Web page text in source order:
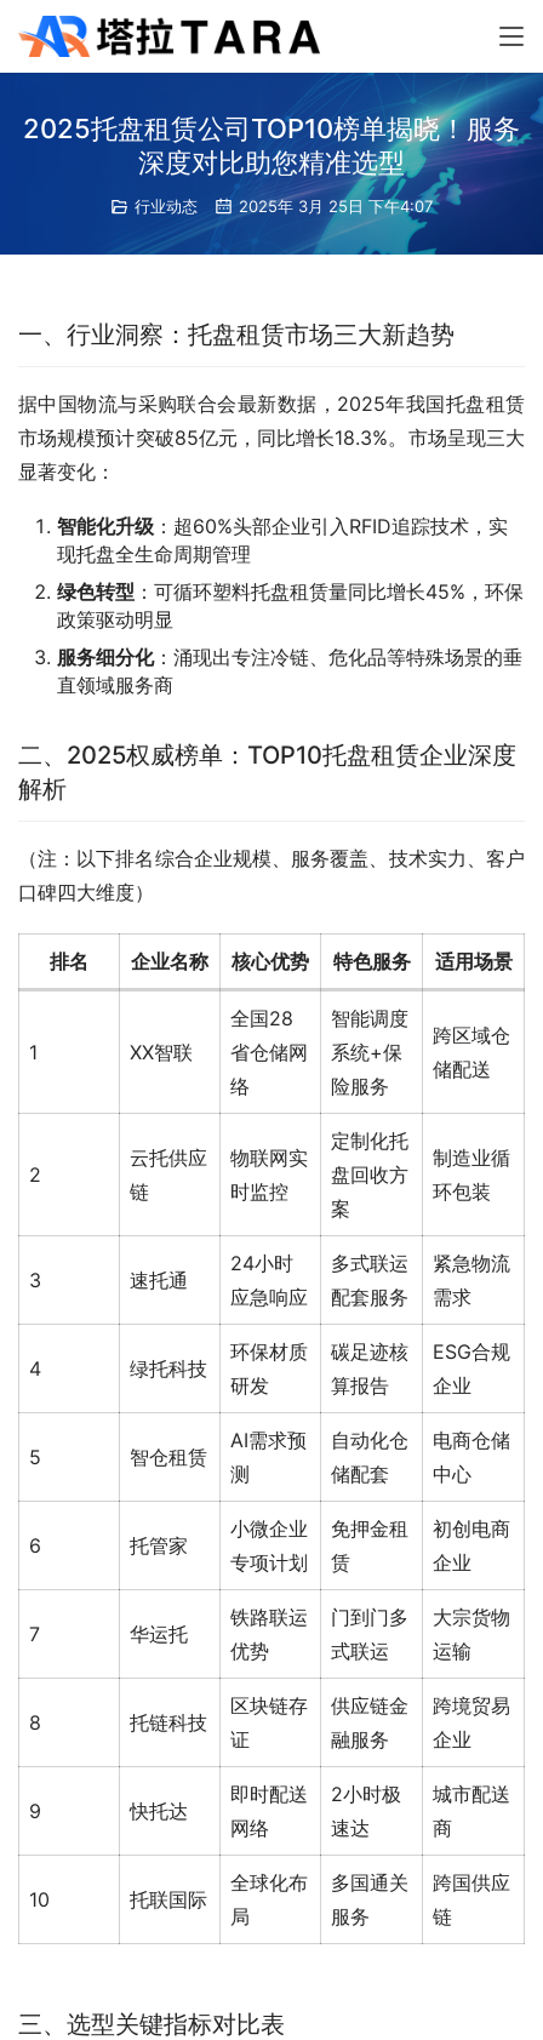
2025托盘租赁公司TOP10榜单揭晓！服务
深度对比助您精准选型
行业动态 2025年 3月 25日 下午4:07
一、行业洞察：托盘租赁市场三大新趋势
据中国物流与采购联合会最新数据，2025年我国托盘租赁
市场规模预计突破85亿元，同比增长18.3%。市场呈现三大
显著变化：
智能化升级 ：超60%头部企业引入RFID追踪技术，实
现托盘全生命周期管理
绿色转型 ：可循环塑料托盘租赁量同比增长45%，环保
政策驱动明显
服务细分化：涌现出专注冷链、危化品等特殊场景的垂
直领域服务商
二、2025权威榜单：TOP10托盘租赁企业深度
解析
（注：以下排名综合企业规模、服务覆盖、技术实力、客户
口碑四大维度）
排名 企业名称 核心优势 特色服务 适用场景
1 XX智联
全国28
省仓储网
络
智能调度
系统+保
险服务
跨区域仓
储配送
2
云托供应
链
物联网实
时监控
定制化托
盘回收方
案
制造业循
环包装
3 速托通
24小时
应急响应
多式联运
配套服务
紧急物流
需求
4 绿托科技
环保材质
研发
碳足迹核
算报告
ESG合规
企业
5 智仓租赁
AI需求预
测
自动化仓
储配套
电商仓储
中心
6 托管家
小微企业
专项计划
免押金租
赁
初创电商
企业
7 华运托
铁路联运
优势
门到门多
式联运
大宗货物
运输
8 托链科技
区块链存
证
供应链金
融服务
跨境贸易
企业
9 快托达
即时配送
网络
2小时极
速达
城市配送
商
10 托联国际
全球化布
局
多国通关
服务
跨国供应
链
三、选型关键指标对比表